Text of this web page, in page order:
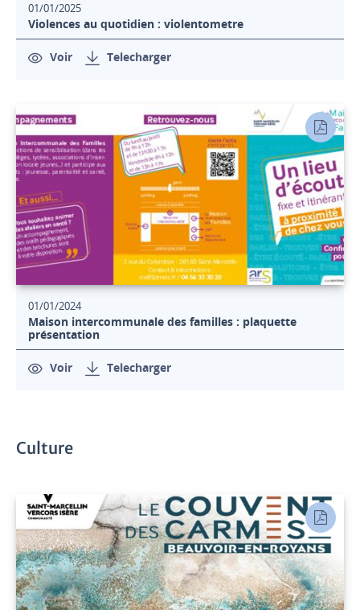
01/01/2025
Violences au quotidien : violentometre
Voir Telecharger
01/01/2024
Maison intercommunale des familles : plaquette
présentation
Voir Telecharger
Culture